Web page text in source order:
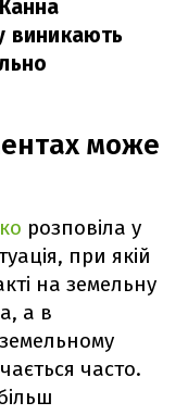
виникають
може
розповіла у
при якій
на земельну
а в
часто.